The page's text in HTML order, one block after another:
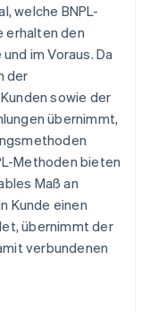
welche BNPL-
erhalten den
im Voraus. Da
der
sowie der
übernimmt,
Methoden bieten
Maß an
Kunde einen
übernimmt der
verbundenen